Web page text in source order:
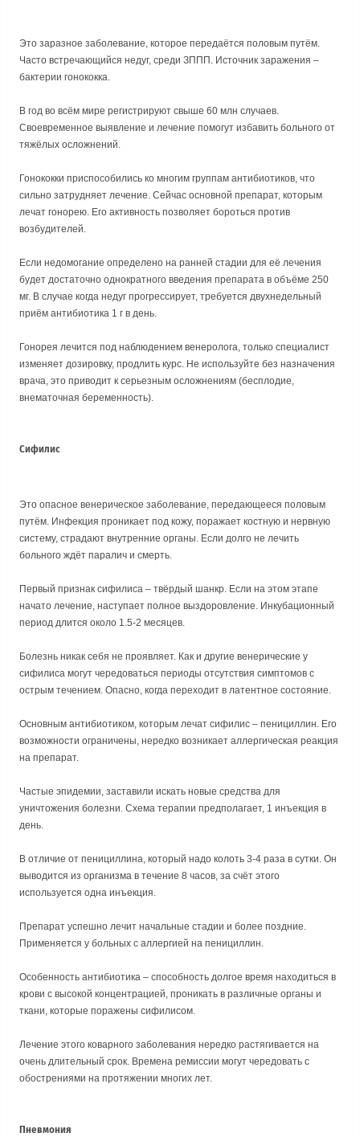
Это заразное заболевание, которое передаётся половым путём.
Часто встречающийся недуг, среди ЗППП. Источник заражения –
бактерии гонококка.
В год во всём мире регистрируют свыше 60 млн случаев.
Своевременное выявление и лечение помогут избавить больного от
тяжёлых осложнений.
Гонококки приспособились ко многим группам антибиотиков, что
сильно затрудняет лечение. Сейчас основной препарат, которым
лечат гонорею. Его активность позволяет бороться против
возбудителей.
Если недомогание определено на ранней стадии для её лечения
будет достаточно однократного введения препарата в объёме 250
мг. В случае когда недуг прогрессирует, требуется двухнедельный
приём антибиотика 1 г в день.
Гонорея лечится под наблюдением венеролога, только специалист
изменяет дозировку, продлить курс. Не используйте без назначения
врача, это приводит к серьезным осложнениям (бесплодие,
внематочная беременность).
Сифилис
Это опасное венерическое заболевание, передающееся половым
путём. Инфекция проникает под кожу, поражает костную и нервную
систему, страдают внутренние органы. Если долго не лечить
больного ждёт паралич и смерть.
Первый признак сифилиса – твёрдый шанкр. Если на этом этапе
начато лечение, наступает полное выздоровление. Инкубационный
период длится около 1.5-2 месяцев.
Болезнь никак себя не проявляет. Как и другие венерические у
сифилиса могут чередоваться периоды отсутствия симптомов с
острым течением. Опасно, когда переходит в латентное состояние.
Основным антибиотиком, которым лечат сифилис – пенициллин. Его
возможности ограничены, нередко возникает аллергическая реакция
на препарат.
Частые эпидемии, заставили искать новые средства для
уничтожения болезни. Схема терапии предполагает, 1 инъекция в
день.
В отличие от пенициллина, который надо колоть 3-4 раза в сутки. Он
выводится из организма в течение 8 часов, за счёт этого
используется одна инъекция.
Препарат успешно лечит начальные стадии и более поздние.
Применяется у больных с аллергией на пенициллин.
Особенность антибиотика – способность долгое время находиться в
крови с высокой концентрацией, проникать в различные органы и
ткани, которые поражены сифилисом.
Лечение этого коварного заболевания нередко растягивается на
очень длительный срок. Времена ремиссии могут чередовать с
обострениями на протяжении многих лет.
Пневмония